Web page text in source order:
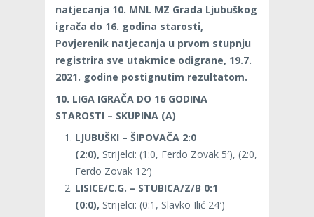
natjecanja 10. MNL MZ Grada Ljubuškog
igrača do 16. godina starosti,
Povjerenik natjecanja u prvom stupnju
registrira sve utakmice odigrane, 19.7.
2021. godine postignutim rezultatom.
10. LIGA IGRAČA DO 16 GODINA
STAROSTI – SKUPINA (A)
LJUBUŠKI – ŠIPOVAČA 2:0
(2:0), Strijelci: (1:0, Ferdo Zovak 5′), (2:0,
Ferdo Zovak 12′)
LISICE/C.G. – STUBICA/Z/B 0:1
(0:0), Strijelci: (0:1, Slavko Ilić 24′)